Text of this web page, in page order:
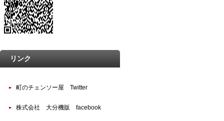
リンク
町のチェンソー屋 Twitter
株式会社 大分機販 facebook